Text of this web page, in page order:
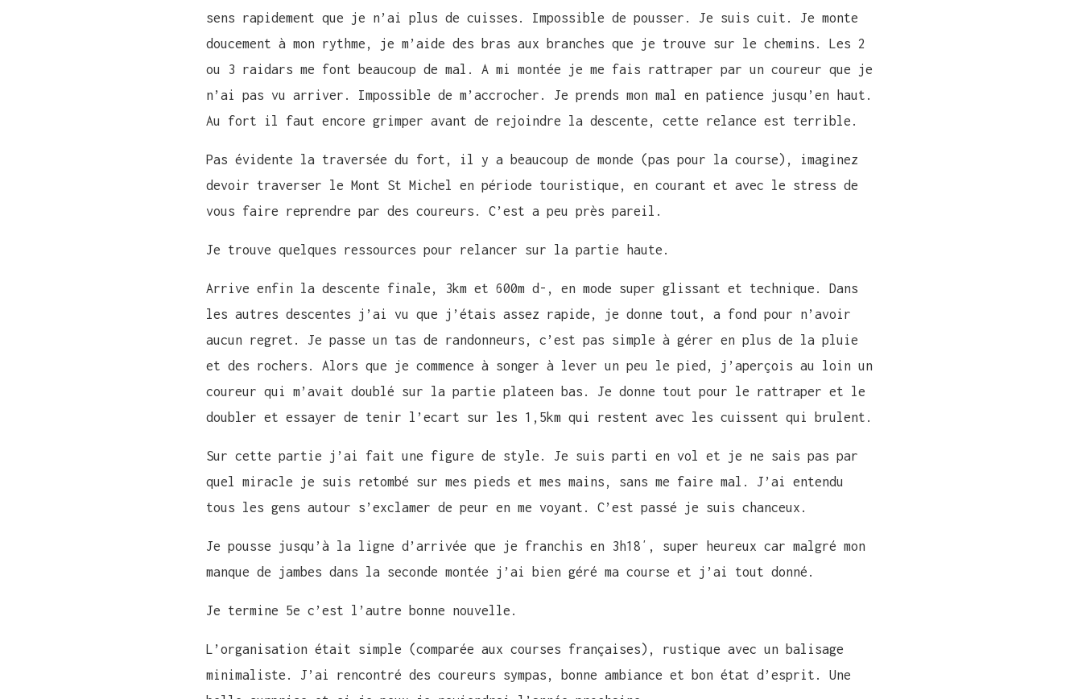
sens rapidement que je n’ai plus de cuisses. Impossible de pousser. Je suis cuit. Je monte
doucement à mon rythme, je m’aide des bras aux branches que je trouve sur le chemins. Les 2
ou 3 raidars me font beaucoup de mal. A mi montée je me fais rattraper par un coureur que je
n’ai pas vu arriver. Impossible de m’accrocher. Je prends mon mal en patience jusqu’en haut.
Au fort il faut encore grimper avant de rejoindre la descente, cette relance est terrible.
Pas évidente la traversée du fort, il y a beaucoup de monde (pas pour la course), imaginez
devoir traverser le Mont St Michel en période touristique, en courant et avec le stress de
vous faire reprendre par des coureurs. C’est a peu près pareil.
Je trouve quelques ressources pour relancer sur la partie haute.
Arrive enfin la descente finale, 3km et 600m d-, en mode super glissant et technique. Dans
les autres descentes j’ai vu que j’étais assez rapide, je donne tout, a fond pour n’avoir
aucun regret. Je passe un tas de randonneurs, c’est pas simple à gérer en plus de la pluie
et des rochers. Alors que je commence à songer à lever un peu le pied, j’aperçois au loin un
coureur qui m’avait doublé sur la partie plateen bas. Je donne tout pour le rattraper et le
doubler et essayer de tenir l’ecart sur les 1,5km qui restent avec les cuissent qui brulent.
Sur cette partie j’ai fait une figure de style. Je suis parti en vol et je ne sais pas par
quel miracle je suis retombé sur mes pieds et mes mains, sans me faire mal. J’ai entendu
tous les gens autour s’exclamer de peur en me voyant. C’est passé je suis chanceux.
Je pousse jusqu’à la ligne d’arrivée que je franchis en 3h18′, super heureux car malgré mon
manque de jambes dans la seconde montée j’ai bien géré ma course et j’ai tout donné.
Je termine 5e c’est l’autre bonne nouvelle.
L’organisation était simple (comparée aux courses françaises), rustique avec un balisage
minimaliste. J’ai rencontré des coureurs sympas, bonne ambiance et bon état d’esprit. Une